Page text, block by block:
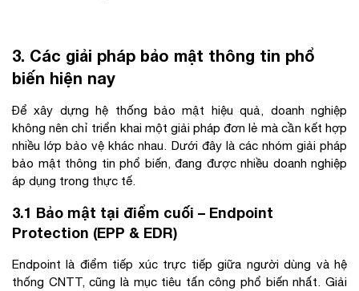
3. Các giải pháp bảo mật thông tin phổ
biến hiện nay
Để xây dựng hệ thống bảo mật hiệu quả, doanh nghiệp
không nên chỉ triển khai một giải pháp đơn lẻ mà cần kết hợp
nhiều lớp bảo vệ khác nhau. Dưới đây là các nhóm giải pháp
bảo mật thông tin phổ biến, đang được nhiều doanh nghiệp
áp dụng trong thực tế.
3.1 Bảo mật tại điểm cuối – Endpoint
Protection (EPP & EDR)
Endpoint là điểm tiếp xúc trực tiếp giữa người dùng và hệ
thống CNTT, cũng là mục tiêu tấn công phổ biến nhất. Giải